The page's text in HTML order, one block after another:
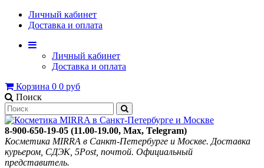
Личный кабинет
Доставка и оплата
Личный кабинет
Доставка и оплата
Корзина 0 0 руб
Поиск
8-900-650-19-05 (11.00-19.00, Max, Telegram)
Косметика MIRRA в Санкт-Петербурге и Москве. Доставка
курьером, СДЭК, 5Post, почтой. Официальный
представитель.